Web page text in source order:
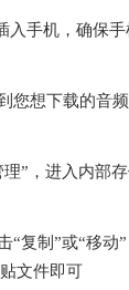
入手机，确保
您想下载的音
”，进入内部
“复制”或“移动
文件即可